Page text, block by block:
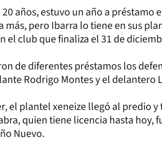
años, estuvo un año a préstamo
pero Ibarra lo tiene en sus
el club que finaliza el 31 de
de diferentes préstamos los
Rodrigo Montes y el delantero
el plantel xeneize llegó al predio
quien tiene licencia hasta hoy,
Nuevo.